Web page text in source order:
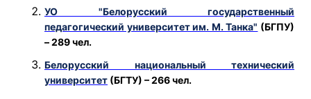
УО "Белорусский государственный
педагогический университет им. М. Танка" (БГПУ)
– 289 чел.
Белорусский национальный технический
университет (БГТУ) – 266 чел.